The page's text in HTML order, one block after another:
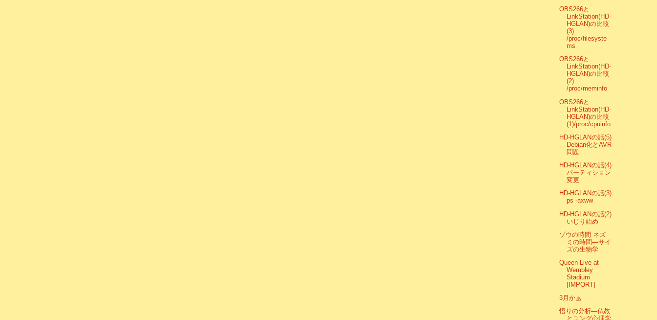
OBS266と
LinkStation(HD-
HGLAN)の比較
(3)
/proc/filesyste
ms
OBS266と
LinkStation(HD-
HGLAN)の比較
(2)
/proc/meminfo
OBS266と
LinkStation(HD-
HGLAN)の比較
(1)/proc/cpuinfo
HD-HGLANの話(5)
Debian化とAVR
問題
HD-HGLANの話(4)
パーティション
変更
HD-HGLANの話(3)
ps -axww
HD-HGLANの話(2)
いじり始め
ゾウの時間 ネズ
ミの時間―サイ
ズの生物学
Queen Live at
Wembley
Stadium
[IMPORT]
3月かぁ
悟りの分析―仏教
とユング心理学